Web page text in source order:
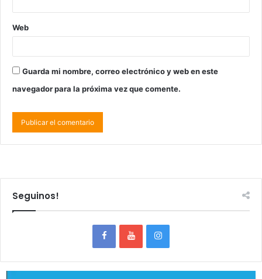
Web
Guarda mi nombre, correo electrónico y web en este
navegador para la próxima vez que comente.
Seguinos!